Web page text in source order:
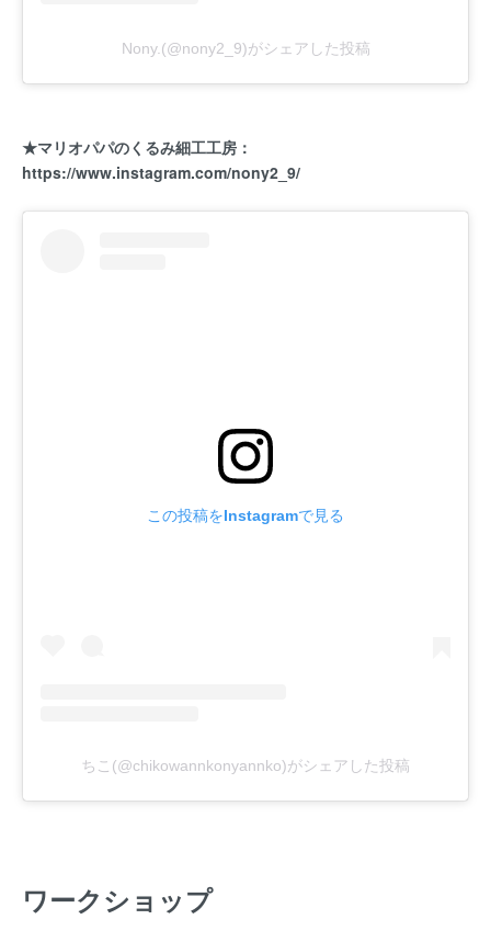
Nony.(@nony2_9)がシェアした投稿
★マリオパパのくるみ細工工房：
https://www.instagram.com/nony2_9/
この投稿をInstagramで見る
ちこ(@chikowannkonyannko)がシェアした投稿
ワークショップ